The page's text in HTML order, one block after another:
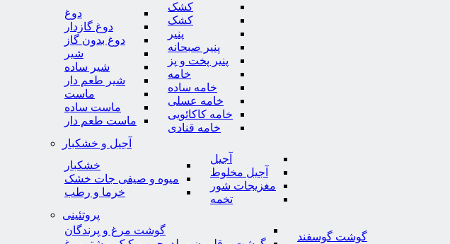
کشک
کشک
پنیر
پنیر صبحانه
پنیر پخت و پز
خامه
خامه ساده
خامه عسلی
خامه کاکائویی
خامه قنادی
دوغ
دوغ گازدار
دوغ بدون گاز
شیر
شیر ساده
شیر طعم دار
ماست
ماست ساده
ماست طعم دار
آجیل و خشکبار
آجیل
آجیل مخلوط
مغزیجات شور
تخمه
خشکبار
میوه و صیفی جات خشک
خرما و رطب
پروتئینی
گوشت گوسفند
گوشت مرغ و پرندگان